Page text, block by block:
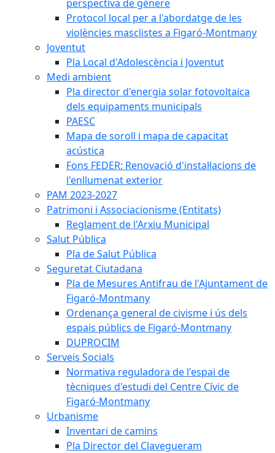
perspectiva de gènere
Protocol local per a l'abordatge de les
violències masclistes a Figaró-Montmany
Joventut
Pla Local d'Adolescència i Joventut
Medi ambient
Pla director d'energia solar fotovoltaica
dels equipaments municipals
PAESC
Mapa de soroll i mapa de capacitat
acústica
Fons FEDER: Renovació d'instal·lacions de
l'enllumenat exterior
PAM 2023-2027
Patrimoni i Associacionisme (Entitats)
Reglament de l'Arxiu Municipal
Salut Pública
Pla de Salut Pública
Seguretat Ciutadana
Pla de Mesures Antifrau de l'Ajuntament de
Figaró-Montmany
Ordenança general de civisme i ús dels
espais públics de Figaró-Montmany
DUPROCIM
Serveis Socials
Normativa reguladora de l'espai de
tècniques d'estudi del Centre Cívic de
Figaró-Montmany
Urbanisme
Inventari de camins
Pla Director del Clavegueram